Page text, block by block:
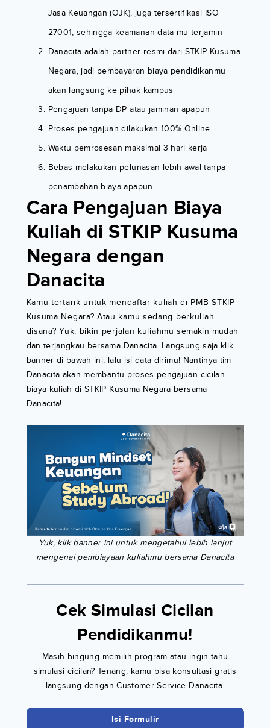
Jasa Keuangan (OJK), juga tersertifikasi ISO
27001, sehingga keamanan data-mu terjamin
Danacita adalah partner resmi dari STKIP Kusuma
Negara, jadi pembayaran biaya pendidikanmu
akan langsung ke pihak kampus
Pengajuan tanpa DP atau jaminan apapun
Proses pengajuan dilakukan 100% Online
Waktu pemrosesan maksimal 3 hari kerja
Bebas melakukan pelunasan lebih awal tanpa
penambahan biaya apapun.
Cara Pengajuan Biaya
Kuliah di STKIP Kusuma
Negara dengan
Danacita
Kamu tertarik untuk mendaftar kuliah di PMB STKIP
Kusuma Negara? Atau kamu sedang berkuliah
disana? Yuk, bikin perjalan kuliahmu semakin mudah
dan terjangkau bersama Danacita. Langsung saja klik
banner di bawah ini, lalu isi data dirimu! Nantinya tim
Danacita akan membantu proses pengajuan cicilan
biaya kuliah di STKIP Kusuma Negara bersama
Danacita!
Yuk, klik banner ini untuk mengetahui lebih lanjut
mengenai pembiayaan kuliahmu bersama Danacita
Cek Simulasi Cicilan
Pendidikanmu!
Masih bingung memilih program atau ingin tahu
simulasi cicilan? Tenang, kamu bisa konsultasi gratis
langsung dengan Customer Service Danacita.
Isi Formulir